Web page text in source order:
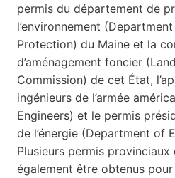
permis du département de
l’environnement
Protection) du Maine et la
d’aménagement foncier
Commission) de cet État,
ingénieurs de l’armée
Engineers) et le permis
de l’énergie (Department of
Plusieurs permis
également être obtenus